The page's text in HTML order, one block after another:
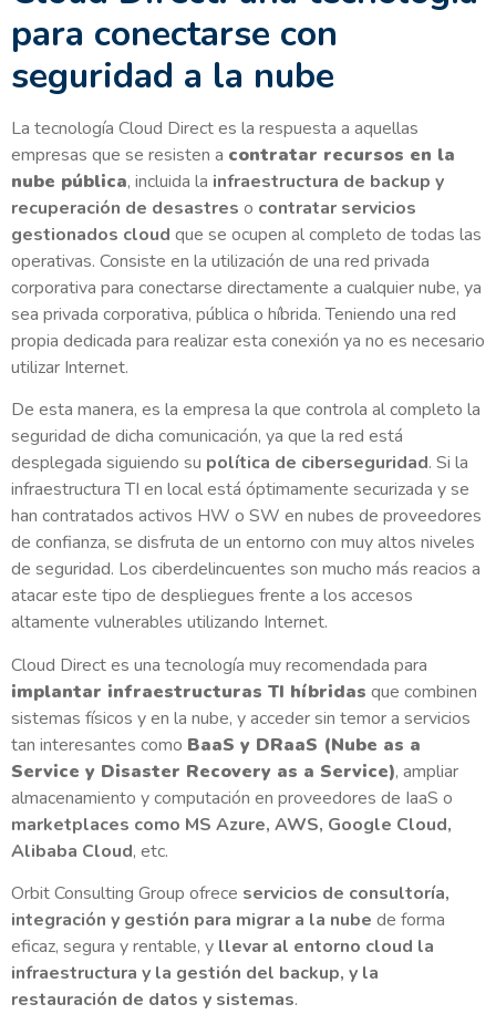
para conectarse con
seguridad a la nube
La tecnología Cloud Direct es la respuesta a aquellas
empresas que se resisten a contratar recursos en la
nube pública, incluida la infraestructura de backup y
recuperación de desastres o contratar servicios
gestionados cloud que se ocupen al completo de todas las
operativas. Consiste en la utilización de una red privada
corporativa para conectarse directamente a cualquier nube, ya
sea privada corporativa, pública o híbrida. Teniendo una red
propia dedicada para realizar esta conexión ya no es necesario
utilizar Internet.
De esta manera, es la empresa la que controla al completo la
seguridad de dicha comunicación, ya que la red está
desplegada siguiendo su política de ciberseguridad. Si la
infraestructura TI en local está óptimamente securizada y se
han contratados activos HW o SW en nubes de proveedores
de confianza, se disfruta de un entorno con muy altos niveles
de seguridad. Los ciberdelincuentes son mucho más reacios a
atacar este tipo de despliegues frente a los accesos
altamente vulnerables utilizando Internet.
Cloud Direct es una tecnología muy recomendada para
implantar infraestructuras TI híbridas que combinen
sistemas físicos y en la nube, y acceder sin temor a servicios
tan interesantes como BaaS y DRaaS (Nube as a
Service y Disaster Recovery as a Service), ampliar
almacenamiento y computación en proveedores de IaaS o
marketplaces como MS Azure, AWS, Google Cloud,
Alibaba Cloud, etc.
Orbit Consulting Group ofrece servicios de consultoría,
integración y gestión para migrar a la nube de forma
eficaz, segura y rentable, y llevar al entorno cloud la
infraestructura y la gestión del backup, y la
restauración de datos y sistemas.